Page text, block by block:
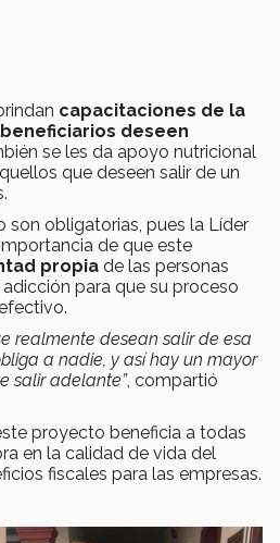
capacitaciones de la
deseen
se les da apoyo nutricional
que deseen salir de un
son obligatorias, pues la Líder
de que este
propia de las personas
para que su proceso
realmente desean salir de esa
a nadie, y así hay un mayor
salir adelante”, compartió
proyecto beneficia a todas
en la calidad de vida del
fiscales para las empresas.